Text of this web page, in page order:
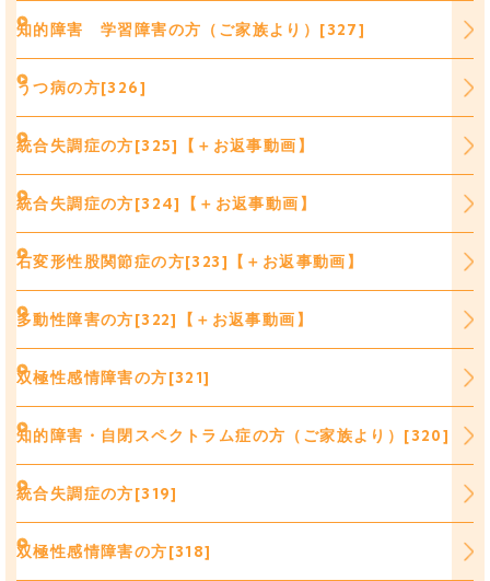
知的障害 学習障害の方（ご家族より）[327]
うつ病の方[326]
統合失調症の方[325]【＋お返事動画】
統合失調症の方[324]【＋お返事動画】
右変形性股関節症の方[323]【＋お返事動画】
多動性障害の方[322]【＋お返事動画】
双極性感情障害の方[321]
知的障害・自閉スペクトラム症の方（ご家族より）[320]
統合失調症の方[319]
双極性感情障害の方[318]